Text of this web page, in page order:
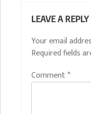
LEAVE A REPLY
Your email
Required fields
Comment*